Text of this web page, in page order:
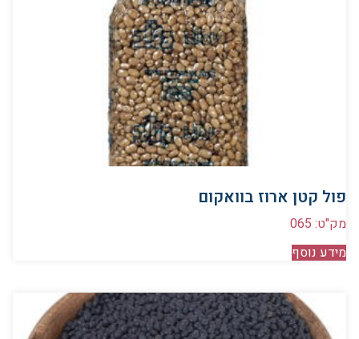
פול קטן ארוז בוואקום
מק"ט: 065
מידע נוסף